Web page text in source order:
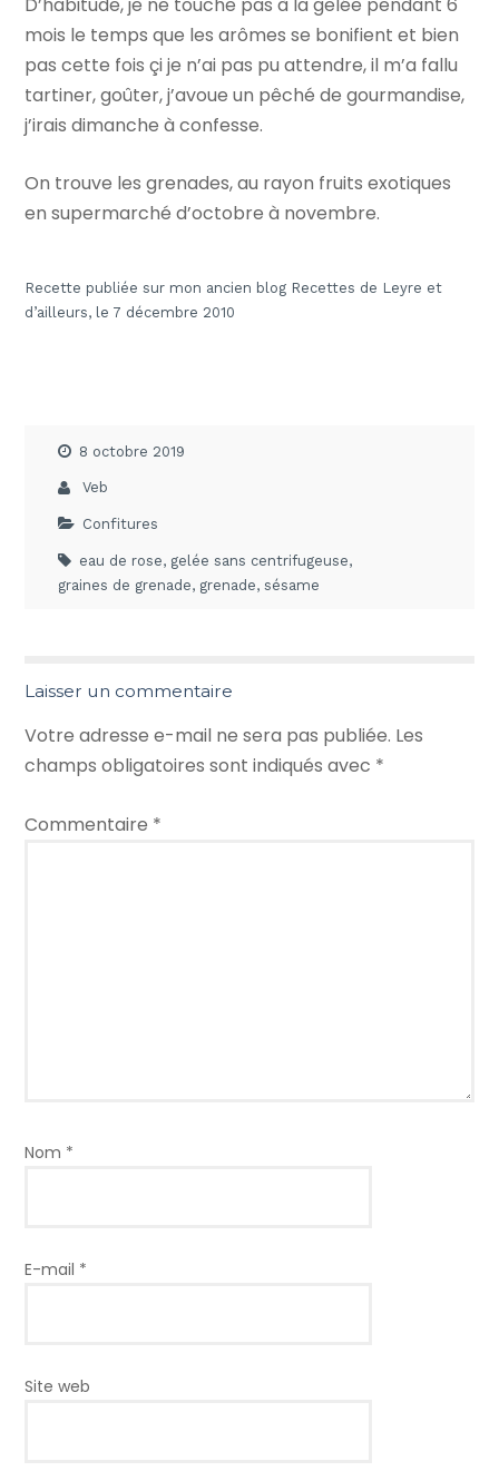
mois le temps que les arômes se bonifient et bien
pas cette fois çi je n’ai pas pu attendre, il m’a fallu
tartiner, goûter, j’avoue un pêché de gourmandise,
j’irais dimanche à confesse.
On trouve les grenades, au rayon fruits exotiques
en supermarché d’octobre à novembre.
Recette publiée sur mon ancien blog Recettes de Leyre et
d’ailleurs, le 7 décembre 2010
8 octobre 2019
Veb
Confitures
eau de rose, gelée sans centrifugeuse,
graines de grenade, grenade,sésame
Laisser un commentaire
Votre adresse e-mail ne sera pas publiée. Les
champs obligatoires sont indiqués avec *
Commentaire *
Nom *
E-mail *
Site web